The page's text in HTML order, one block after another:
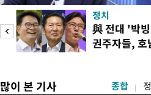
정치
與 전대 '박
권주자들, 호
많이 본 기사 종합